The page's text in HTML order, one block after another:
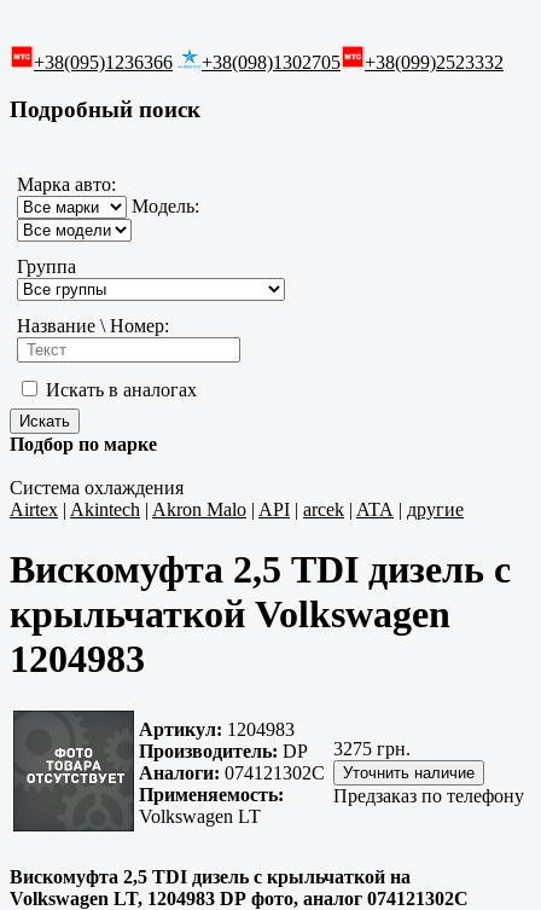
+38(095)1236366 +38(098)1302705 +38(099)2523332
Подробный поиск
Марка авто:
Модель:
Группа
Название \ Номер:
Искать в аналогах
Подбор по марке
Система охлаждения
Airtex | Akintech | Akron Malo | API | arcek | ATA | другие
Вискомуфта 2,5 TDI дизель с
крыльчаткой Volkswagen
1204983
Артикул: 1204983
Производитель: DP
Аналоги: 074121302C
Применяемость:
Volkswagen LT
3275 грн.
Предзаказ по телефону
Вискомуфта 2,5 TDI дизель с крыльчаткой на
Volkswagen LT, 1204983 DP фото, аналог 074121302C